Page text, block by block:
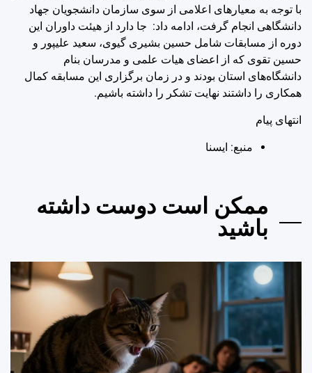
با توجه به معیارهای اعلامی از سوی سازمان دانشجویان جهاد
دانشگاهی انجام گرفت، ادامه داد: جا دارد از هیئت داوران این
دوره از مسابقات شامل حسین بشیری گیوی، سعید علیپور و
حسین تقوی که از اعضای هیات علمی و مدرسان بنام
دانشگاه‌های استان بودند و در زمان برگزاری این مسابقه کمال
همکاری را داشتند نهایت تشکر را داشته باشیم.
انتهای پیام
منبع: ايسنا
ممکن است دوست داشته
باشید